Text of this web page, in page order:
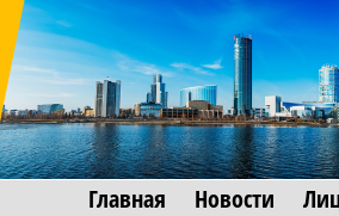
Главная Новости